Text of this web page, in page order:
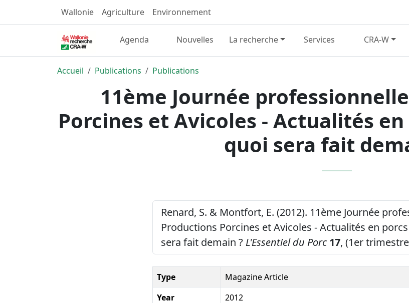
Wallonie Agriculture Environnement
Agenda Nouvelles La recherche Services CRA-W
Accueil Publications Publications
11ème Journée
Porcines et Avicoles - Actualités
quoi sera fait
Renard, S. & Montfort, E. (2012). 11ème Journée
Productions Porcines et Avicoles - Actualités en
sera fait demain ? L'Essentiel du Porc 17, (1er
Type
Magazine Article
Year
2012